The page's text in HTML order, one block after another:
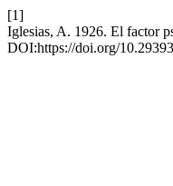
[1]
Iglesias, A. 1926. El factor
DOI:https://doi.org/